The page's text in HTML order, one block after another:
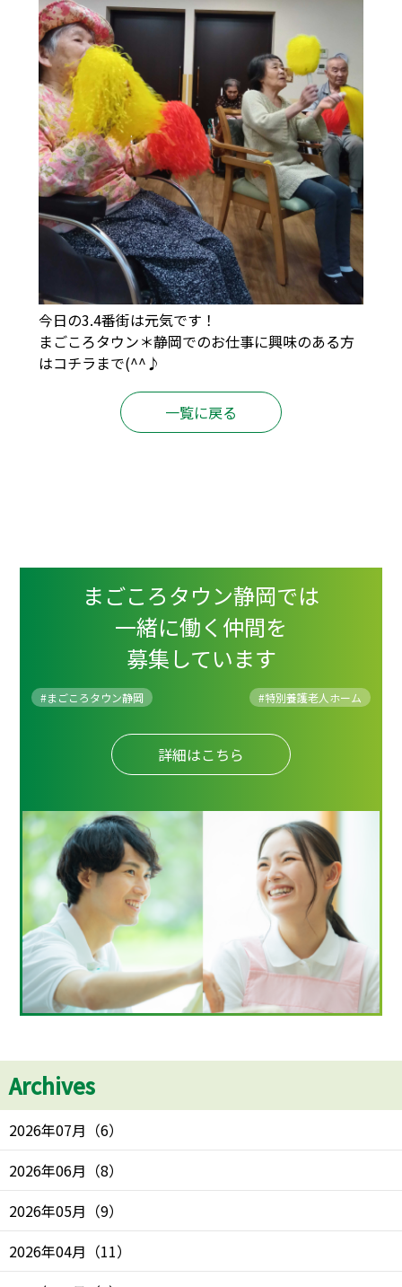
今日の3.4番街は元気です！
まごころタウン＊静岡でのお仕事に興味のある方
はコチラ まで(^^♪
一覧に戻る
まごころタウン静岡では
一緒に働く仲間を
募集しています
#まごころタウン静岡 #特別養護老人ホーム
詳細はこちら
Archives
2026年07月 （6）
2026年06月 （8）
2026年05月 （9）
2026年04月 （11）